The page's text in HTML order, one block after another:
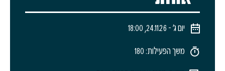
יום ג׳ - 24.11.26, 18:00
משך הפעילות: 180